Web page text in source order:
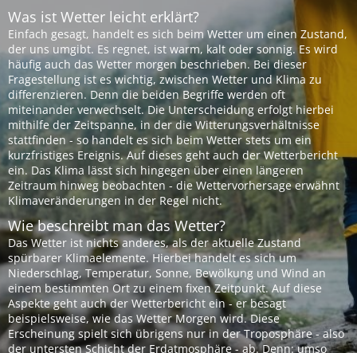
Was ist Wetter leicht erklärt?
Einfach gesagt, handelt es sich beim Wetter um einen Zustand,
der uns umgibt. Es regnet, ist warm, kalt oder sonnig. Es wird
häufig auch das Wetter morgen beschrieben. Bei dieser
Fragestellung ist es wichtig, zwischen Wetter und Klima zu
differenzieren. Denn die beiden Begriffe werden oft
miteinander verwechselt. Die Unterscheidung erfolgt hierbei
mithilfe der Zeitspanne, in der die Witterungsverhältnisse
stattfinden - so handelt es sich beim Wetter stets um ein
kurzfristiges Ereignis. Auf dieses geht auch der Wetterbericht
ein. Das Klima lässt sich hingegen über einen längeren
Zeitraum hinweg beobachten - die Wettervorhersage erwähnt
Klimaveränderungen in der Regel nicht.
Wie beschreibt man das Wetter?
Das Wetter ist nichts anderes, als der aktuelle Zustand
spürbarer Klimaelemente. Hierbei handelt es sich um
Niederschlag, Temperatur, Sonne, Bewölkung und Wind an
einem bestimmten Ort zu einem fixen Zeitpunkt. Auf diese
Aspekte geht auch der Wetterbericht ein - er besagt
beispielsweise, wie das Wetter Morgen wird. Diese
Erscheinung spielt sich übrigens nur in der Troposphäre - also
der untersten Schicht der Erdatmosphäre - ab. Denn: umso